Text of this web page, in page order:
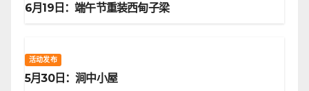
6月19日：端午节重装西甸子梁
活动发布
5月30日：涧中小屋